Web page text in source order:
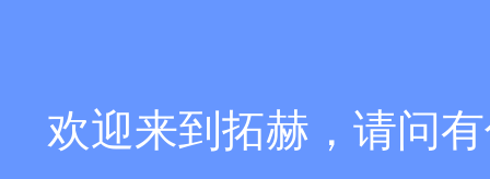
欢迎来到拓赫，请问